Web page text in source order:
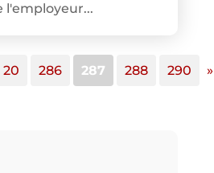
l'employeur...
20 286 287 288 290 »